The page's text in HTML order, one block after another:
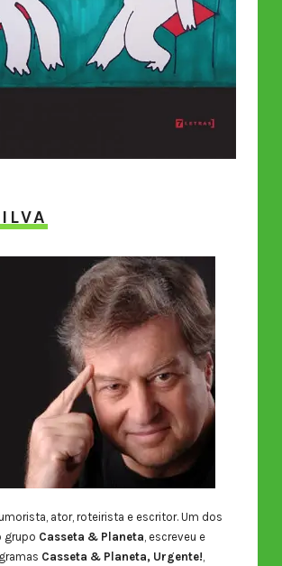
ator, roteirista e escritor. Um dos
grupo Casseta & Planeta, escreveu e
Casseta & Planeta, Urgente!,